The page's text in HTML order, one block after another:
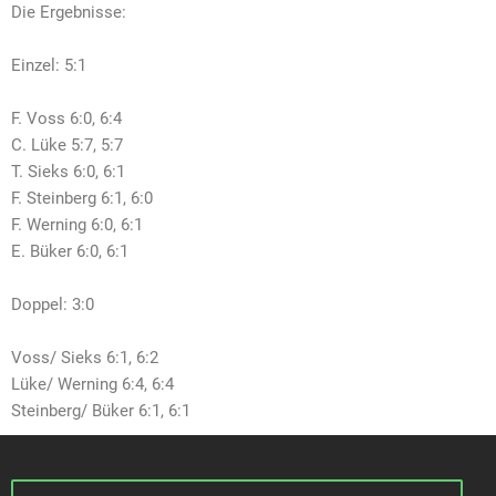
Die Ergebnisse:
Einzel: 5:1
F. Voss 6:0, 6:4
C. Lüke 5:7, 5:7
T. Sieks 6:0, 6:1
F. Steinberg 6:1, 6:0
F. Werning 6:0, 6:1
E. Büker 6:0, 6:1
Doppel: 3:0
Voss/ Sieks 6:1, 6:2
Lüke/ Werning 6:4, 6:4
Steinberg/ Büker 6:1, 6:1